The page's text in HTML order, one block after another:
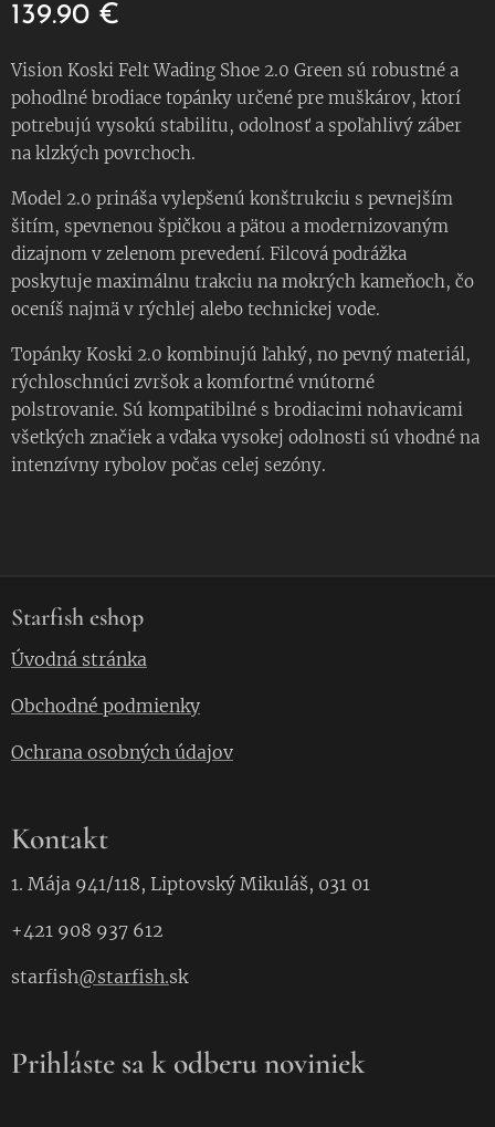
139.90 €
Vision Koski Felt Wading Shoe 2.0 Green sú robustné a
pohodlné brodiace topánky určené pre muškárov, ktorí
potrebujú vysokú stabilitu, odolnosť a spoľahlivý záber
na klzkých povrchoch.
Model 2.0 prináša vylepšenú konštrukciu s pevnejším
šitím, spevnenou špičkou a pätou a modernizovaným
dizajnom v zelenom prevedení. Filcová podrážka
poskytuje maximálnu trakciu na mokrých kameňoch, čo
oceníš najmä v rýchlej alebo technickej vode.
Topánky Koski 2.0 kombinujú ľahký, no pevný materiál,
rýchloschnúci zvršok a komfortné vnútorné
polstrovanie. Sú kompatibilné s brodiacimi nohavicami
všetkých značiek a vďaka vysokej odolnosti sú vhodné na
intenzívny rybolov počas celej sezóny.
Starfish eshop
Úvodná stránka
Obchodné podmienky
Ochrana osobných údajov
Kontakt
1. Mája 941/118, Liptovský Mikuláš, 031 01
+421 908 937 612
starfish@starfish.sk
Prihláste sa k odberu noviniek